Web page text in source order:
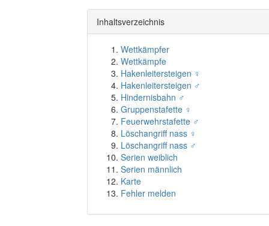
Inhaltsverzeichnis
Wettkämpfer
Wettkämpfe
Hakenleitersteigen ♀
Hakenleitersteigen ♂
Hindernisbahn ♂
Gruppenstafette ♀
Feuerwehrstafette ♂
Löschangriff nass ♀
Löschangriff nass ♂
Serien weiblich
Serien männlich
Karte
Fehler melden